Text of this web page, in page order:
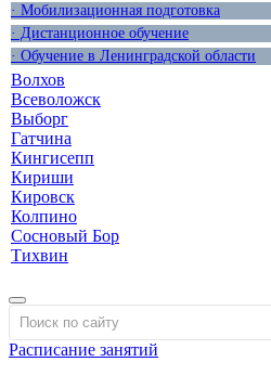
· Мобилизационная подготовка
· Дистанционное обучение
· Обучение в Ленинградской области
Волхов
Всеволожск
Выборг
Гатчина
Кингисепп
Кириши
Кировск
Колпино
Сосновый Бор
Тихвин
Расписание занятий